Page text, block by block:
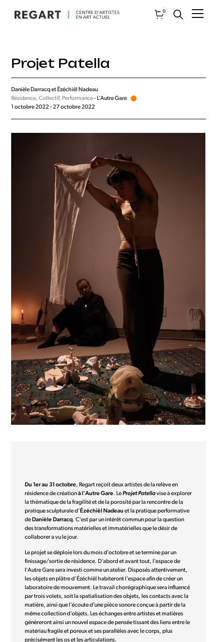
0
Projet Patella
Danièle Darracq et Ézéchiël Nadeau
Résidence, Collectif, Performance- L’Autre Gare
1 octobre 2022 - 27 octobre 2022
Du 1er au 31 octobre, Regart reçoit deux artistes de la relève en
résidence de créationà l’Autre Gare. LeProjetPatellavise à explorer
la thématique de la fragilité et de la porosité par la rencontre de la
pratique sculpturale d’Ézéchiël Nadeau et la pratique performative
deDanièle Darracq. C’est par un intérêt commun pour la question
des transformations matérielles et immatérielles que le désir de
collaborer a vu le jour.
Le projet se déploie lors du mois d’octobre et se termine par un
finissage/sortie de résidence. D’abord et avant tout, l’espace de
l’Autre Gare sera investi comme un atelier. Disposés attentivement,
les objets en plâtre d’Ézéchiël habiteront l’espace afin de créer un
laboratoire de mouvement. Le travail chorégraphique sera influencé
par trois volets, soit la spatialisation des objets, les contacts avec la
matière, ainsi que l’écoute d’une pièce sonore conçue à partir de la
même collection d’objets. Les échanges entre artistes et matières
génèreront ainsi un nouvel espace de pensée tissant des liens entre le
matériau fragile et poreux et ses parallèles avec le corps, plus
précisément les os et les articulations.